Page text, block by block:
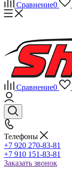
Сравнение0
Сравнение0
Телефоны
+7 920 270-83-81
+7 910 151-83-81
Заказать звонок